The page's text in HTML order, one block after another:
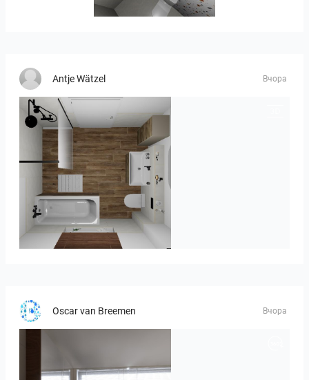
Banya2_1-01
Antje Wätzel Вчора
Kreideweiß
Oscar van Breemen Вчора